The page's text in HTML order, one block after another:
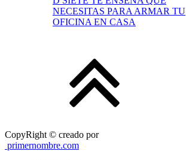
NECESITAS PARA ARMAR TU
OFICINA EN CASA
CopyRight © creado por
primernombre.com